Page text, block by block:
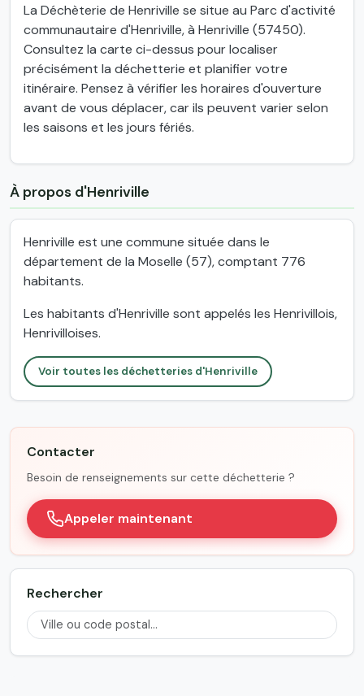
La Déchèterie de Henriville se situe au Parc d'activité
communautaire d'Henriville, à Henriville (57450).
Consultez la carte ci-dessus pour localiser
précisément la déchetterie et planifier votre
itinéraire. Pensez à vérifier les horaires d'ouverture
avant de vous déplacer, car ils peuvent varier selon
les saisons et les jours fériés.
À propos d'Henriville
Henriville est une commune située dans le
département de la Moselle (57), comptant 776
habitants.
Les habitants d'Henriville sont appelés les Henrivillois,
Henrivilloises.
Voir toutes les déchetteries d'Henriville
Contacter
Besoin de renseignements sur cette déchetterie ?
Appeler maintenant
Rechercher